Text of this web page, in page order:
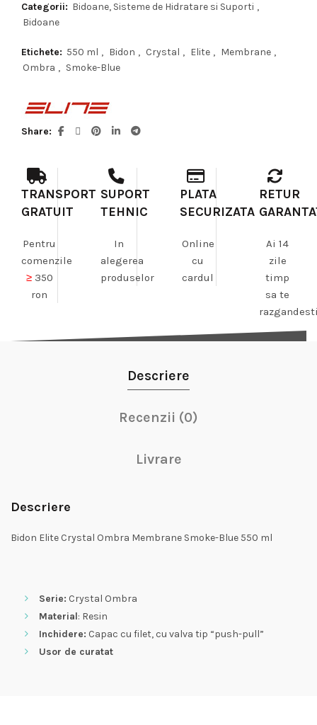
Categorii: Bidoane, Sisteme de Hidratare si Suporti ,
Bidoane
Etichete: 550 ml , Bidon , Crystal , Elite , Membrane ,
Ombra , Smoke-Blue
Share
TRANSPORT
GRATUIT
Pentru
comenzile
≥350
ron
SUPORT
TEHNIC
In
alegerea
produselor
PLATA
SECURIZATA
Online
cu
cardul
RETUR
Ai 14
zile
timp
sa te
Descriere
Recenzii (0)
Livrare
Descriere
Bidon Elite Crystal Ombra Membrane Smoke-Blue 550 ml
Serie: Crystal Ombra
Material: Resin
Inchidere: Capac cu filet, cu valva tip “push-pull”
Usor de curatat